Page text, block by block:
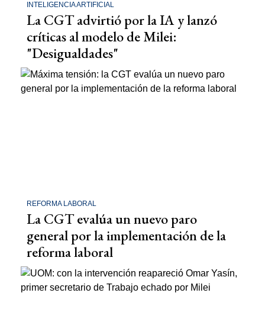
INTELIGENCIA ARTIFICIAL
La CGT advirtió por la IA y lanzó
críticas al modelo de Milei:
"Desigualdades"
REFORMA LABORAL
La CGT evalúa un nuevo paro
general por la implementación de la
reforma laboral